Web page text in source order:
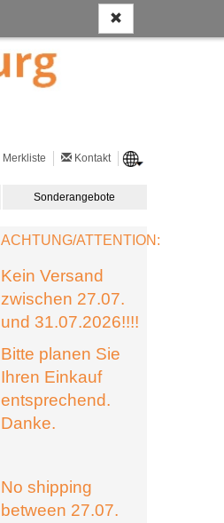
Merkliste Kontakt
Sonderangebote
ACHTUNG/ATTENTION:
Kein Versand
zwischen 27.07.
und 31.07.2026!!!!
Bitte planen Sie
Ihren Einkauf
entsprechend.
Danke.
No shipping
between 27.07.